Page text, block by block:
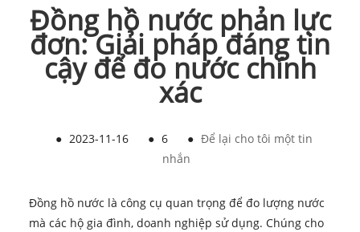
Đồng hồ nước phản lực
đơn: Giải pháp đáng tin
cậy để đo nước chính
xác
● 2023-11-16 ● 6 ● Để lại cho tôi một tin
nhắn
Đồng hồ nước là công cụ quan trọng để đo lượng nước
mà các hộ gia đình, doanh nghiệp sử dụng. Chúng cho